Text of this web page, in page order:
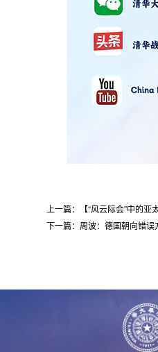
上一篇：【“风云际会”中的
下一篇：周波：德国朝向错误